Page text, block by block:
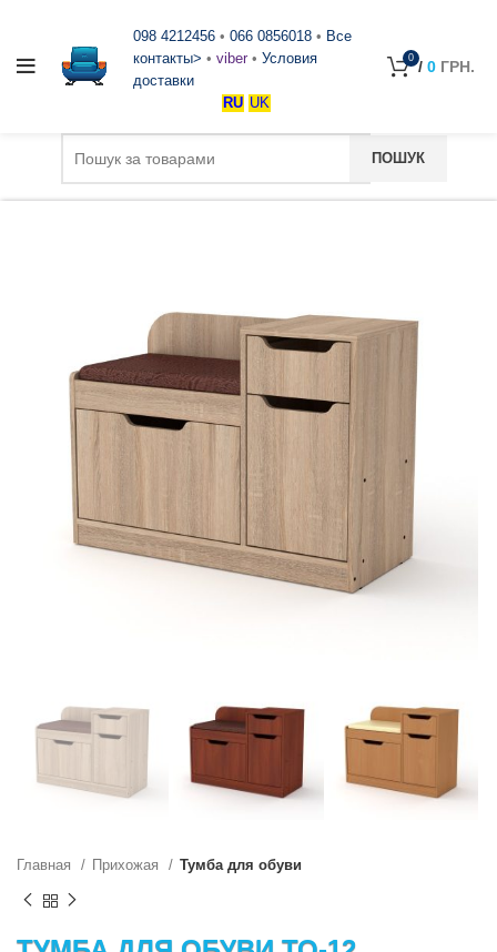
098 4212456 • 066 0856018 • Все
контакты> • viber • Условия
доставки
RU UK
0 / 0 ГРН.
Главная Прихожая Тумба для обуви